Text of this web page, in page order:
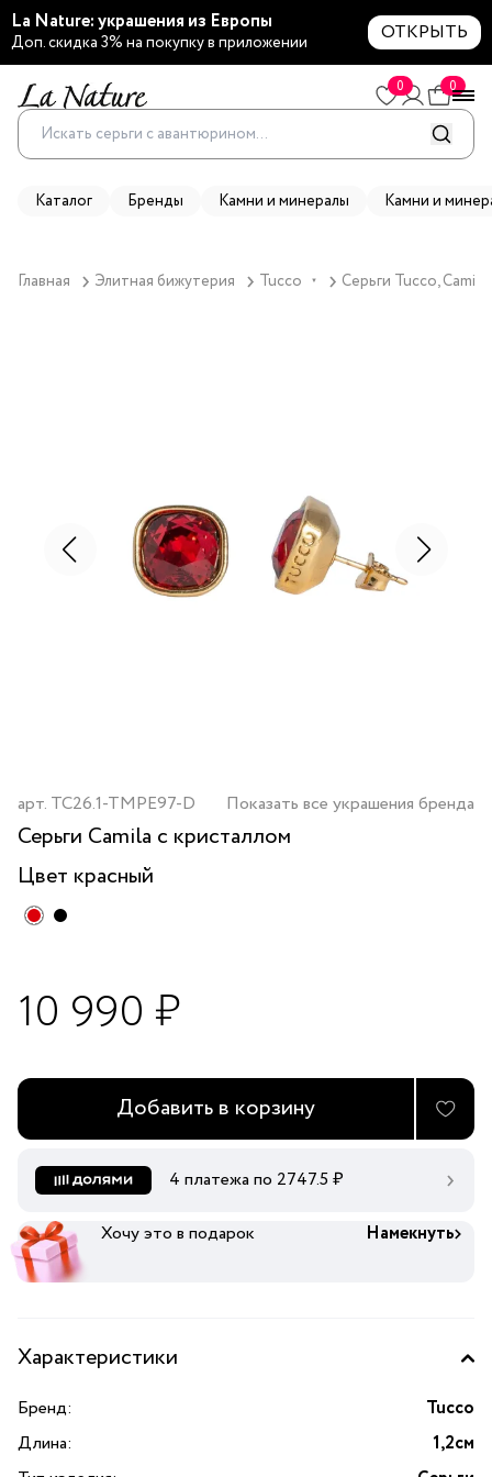
La Nature: украшения из Европы
Доп. скидка 3% на покупку в приложении ОТКРЫТЬ
0 0
Каталог Бренды Камни и минералы Камни и
Главная Элитная бижутерия Tucco ▼ Серьги Tucco,
арт. TC26.1-TMPE97-D Показать все украшения бренда
Серьги Camila с кристаллом
Цвет красный
10 990 ₽
Добавить в корзину
4 платежа по 2747.5 ₽
Хочу это в подарок Намекнуть
Характеристики
Бренд:
Tucco
Длина:
1,2см